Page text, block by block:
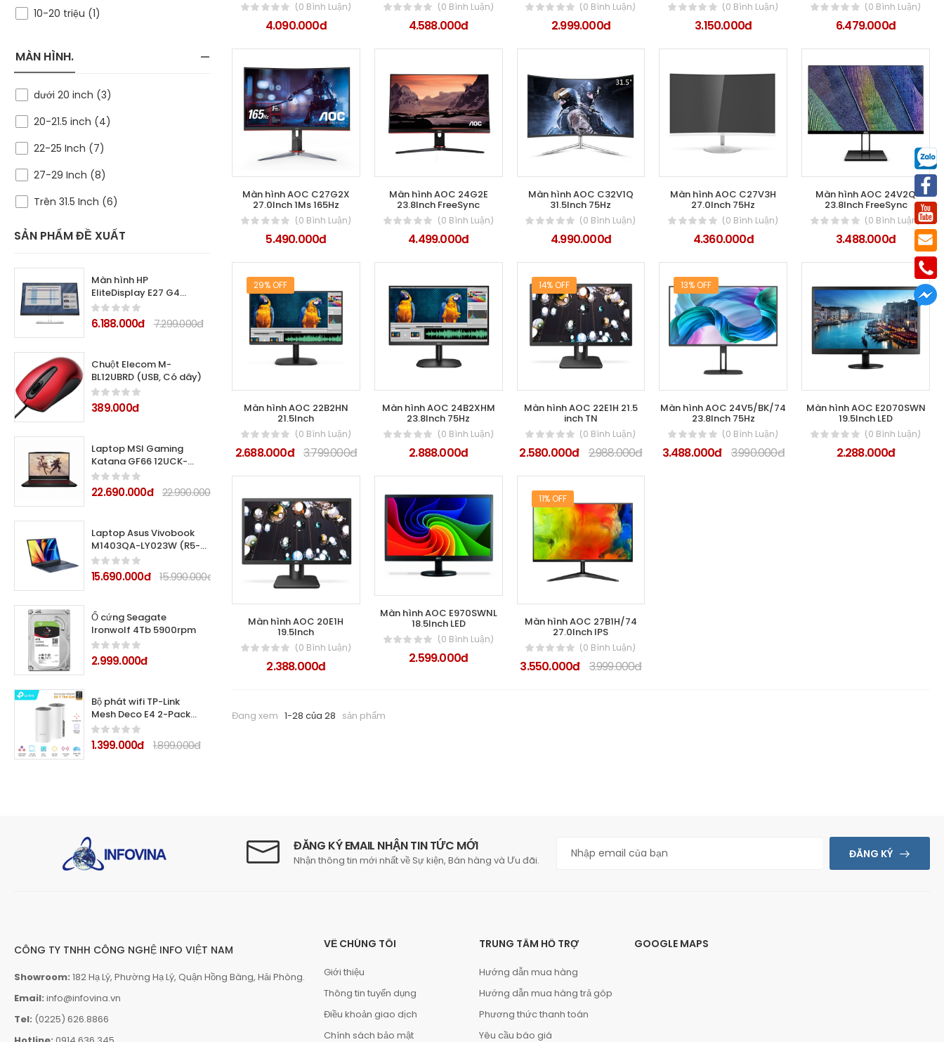
10-20 triệu (1)
MÀN HÌNH.
dưới 20 inch (3)
20-21.5 inch (4)
22-25 Inch (7)
27-29 Inch (8)
Trên 31.5 Inch (6)
SẢN PHẨM ĐỀ XUẤT
Màn hình HP
EliteDisplay E27 G4
9VG71AA 27.0Inch IPS
6.188.000đ 7.299.000đ
Chuột Elecom M-
BL12UBRD (USB, Có dây)
389.000đ
Laptop MSI Gaming
Katana GF66 12UCK-
699VN (Core i5 12450H/
8Gb/ 512GB SSD/ Nvidia
GeForce RTX 3050 4Gb
Vỏ nhựa)
22.690.000đ 22.990.000đ
Laptop Asus Vivobook
M1403QA-LY023W (R5-
5600H/ 8GB/ 512GB SSD/
14WUXGA/ VGA ON/
Win11/ Blue)
15.690.000đ 15.990.000đ
Ổ cứng Seagate
Ironwolf 4Tb 5900rpm
2.999.000đ
Bộ phát wifi TP-Link
Mesh Deco E4 2-Pack
AC1200Mbps
1.399.000đ 1.899.000đ
(0 Bình Luận)
4.090.000đ
(0 Bình Luận)
4.588.000đ
(0 Bình Luận)
2.999.000đ
(0 Bình Luận)
3.150.000đ
(0 Bình Luận)
6.479.000đ
Màn hình AOC C27G2X
27.0Inch 1Ms 165Hz
(0 Bình Luận)
5.490.000đ
Màn hình AOC 24G2E
23.8Inch FreeSync
(0 Bình Luận)
4.499.000đ
Màn hình AOC C32V1Q
31.5Inch 75Hz
(0 Bình Luận)
4.990.000đ
Màn hình AOC C27V3H
27.0Inch 75Hz
(0 Bình Luận)
4.360.000đ
Màn hình AOC 24V2Q
23.8Inch FreeSync
(0 Bình Luận)
3.488.000đ
29% OFF
Màn hình AOC 22B2HN
21.5Inch
(0 Bình Luận)
2.688.000đ 3.799.000đ
Màn hình AOC 24B2XHM
23.8Inch 75Hz
(0 Bình Luận)
2.888.000đ
14% OFF
Màn hình AOC 22E1H 21.5
inch TN
(0 Bình Luận)
2.580.000đ 2.988.000đ
13% OFF
Màn hình AOC 24V5/BK/74
23.8Inch 75Hz
(0 Bình Luận)
3.488.000đ 3.990.000đ
Màn hình AOC E2070SWN
19.5Inch LED
(0 Bình Luận)
2.288.000đ
Màn hình AOC 20E1H
19.5Inch
(0 Bình Luận)
2.388.000đ
Màn hình AOC E970SWNL
18.5Inch LED
(0 Bình Luận)
2.599.000đ
11% OFF
Màn hình AOC 27B1H/74
27.0Inch IPS
(0 Bình Luận)
3.550.000đ 3.999.000đ
Đang xem 1-28 của 28 sản phẩm
ĐĂNG KÝ EMAIL NHẬN TIN TỨC MỚI
Nhận thông tin mới nhất về Sự kiện, Bán hàng và Ưu đãi. ĐĂNG KÝ
CÔNG TY TNHH CÔNG NGHỆ INFO VIỆT NAM
Showroom: 182 Hạ Lý, Phường Hạ Lý, Quận Hồng Bàng, Hải Phòng.
Email: info@infovina.vn
Tel: (0225) 626.8866
VỀ CHÚNG TÔI
Giới thiệu
Thông tin tuyển dụng
Điều khoản giao dịch
Chính sách bảo mật
TRUNG TÂM HỖ TRỢ
Hướng dẫn mua hàng
Hướng dẫn mua hàng trả góp
Phương thức thanh toán
Yêu cầu báo giá
GOOGLE MAPS